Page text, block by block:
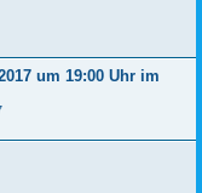
um 19:00 Uhr im